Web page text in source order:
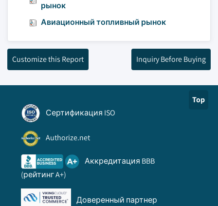
рынок
Авиационный топливный рынок
Customize this Report Inquiry Before Buying
Top
Сертификация ISO
Authorize.net
Аккредитация BBB
(рейтинг A+)
Доверенный партнер